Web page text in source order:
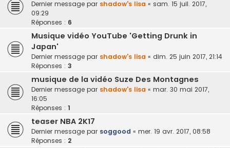
Dernier message par shadow's lisa « sam. 15 juil. 2017,
09:29
Réponses : 6
Musique vidéo YouTube 'Getting Drunk in
Japan'
Dernier message par shadow's lisa « dim. 25 juin 2017, 21:14
Réponses : 3
musique de la vidéo Suze Des Montagnes
Dernier message par shadow's lisa « mar. 30 mai 2017,
16:05
Réponses : 1
teaser NBA 2K17
Dernier message par soggood « mer. 19 avr. 2017, 08:58
Réponses : 2